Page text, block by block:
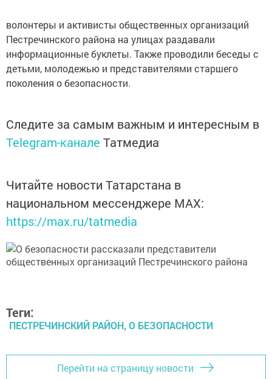
волонтеры и активисты общественных организаций
Пестречинского района на улицах раздавали
информационные буклеты. Также проводили беседы с
детьми, молодежью и представителями старшего
поколения о безопасности.
Следите за самым важным и интересным в
Telegram-канале Татмедиа
Читайте новости Татарстана в
национальном мессенджере MАХ:
https://max.ru/tatmedia
Теги:
ПЕСТРЕЧИНСКИЙ РАЙОН, О БЕЗОПАСНОСТИ
Перейти на страницу новости